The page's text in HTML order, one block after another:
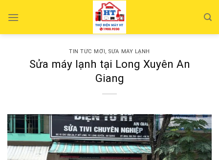
TIN TỨC MỚI, SỬA MÁY LẠNH
Sửa máy lạnh tại Long Xuyên An
Giang